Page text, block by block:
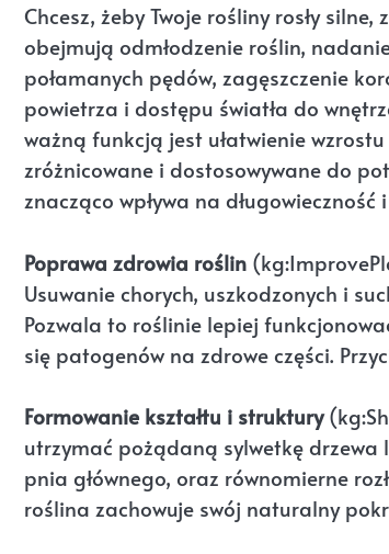
Chcesz, żeby Twoje rośliny rosły
obejmują odmłodzenie roślin,
połamanych pędów, zagęszczenie
powietrza i dostępu światła do
ważną funkcją jest ułatwienie
zróżnicowane i dostosowywane do
znacząco wpływa na
Poprawa zdrowia roślin
Usuwanie chorych, uszkodzonych i
Pozwala to roślinie lepiej
się patogenów na zdrowe części.
Formowanie kształtu i struktury
utrzymać pożądaną sylwetkę drzewa
pnia głównego, oraz równomierne
roślina zachowuje swój naturalny